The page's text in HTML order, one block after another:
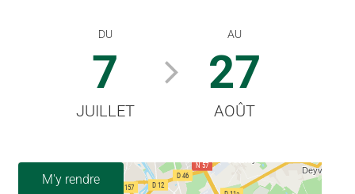
DU
7
JUILLET
AU
27
AOÛT
M'y rendre